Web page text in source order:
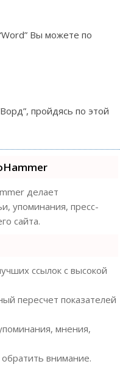
Вы можете по
пройдясь по этой
делает
упоминания, пресс-
сайта.
ссылок с высокой
пересчет показателей
мнения,
внимание.